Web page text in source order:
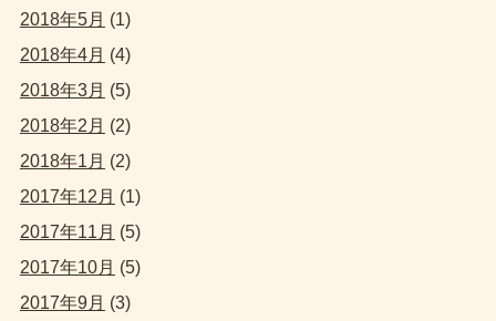
2018年5月 (1)
2018年4月 (4)
2018年3月 (5)
2018年2月 (2)
2018年1月 (2)
2017年12月 (1)
2017年11月 (5)
2017年10月 (5)
2017年9月 (3)